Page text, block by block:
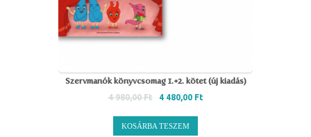
Szervmanók könyvcsomag 1.+2. kötet (új kiadás)
4 980,00Ft 4 480,00 Ft
KOSÁRBA TESZEM